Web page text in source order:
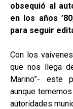
obsequió al
en los años
para seguir
Con los
que nos llega
Marino”- este
aunque
autoridades